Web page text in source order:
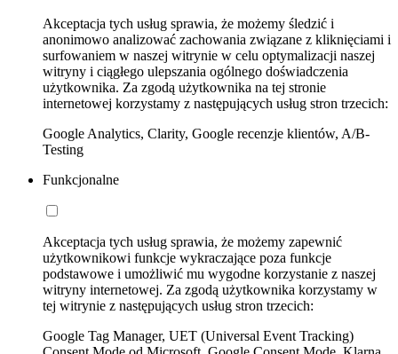
Akceptacja tych usług sprawia, że możemy śledzić i
anonimowo analizować zachowania związane z kliknięciami i
surfowaniem w naszej witrynie w celu optymalizacji naszej
witryny i ciągłego ulepszania ogólnego doświadczenia
użytkownika. Za zgodą użytkownika na tej stronie
internetowej korzystamy z następujących usług stron trzecich:
Google Analytics, Clarity, Google recenzje klientów, A/B-
Testing
Funkcjonalne
Akceptacja tych usług sprawia, że możemy zapewnić
użytkownikowi funkcje wykraczające poza funkcje
podstawowe i umożliwić mu wygodne korzystanie z naszej
witryny internetowej. Za zgodą użytkownika korzystamy w
tej witrynie z następujących usług stron trzecich:
Google Tag Manager, UET (Universal Event Tracking)